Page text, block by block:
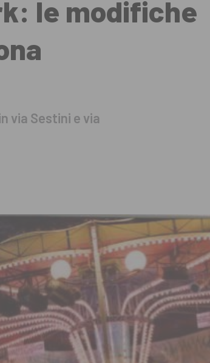
le modifiche
via Sestini e via